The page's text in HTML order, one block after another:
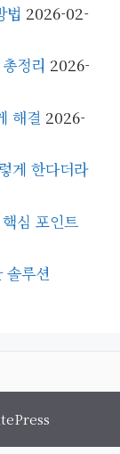
법 2026-02-
정리 2026-
해결 2026-
게 한다더라
심 포인트
솔루션